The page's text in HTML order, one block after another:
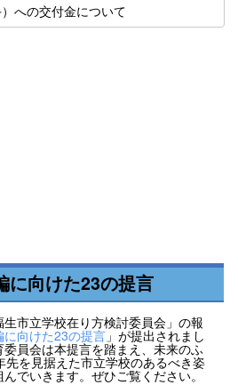
への交付金について
に向けた23の提言
市立学校在り方検討委員会」の報
向けた23の提言」が提出されまし
員会は本提言を踏まえ、未来のふ
先を見据えた市立学校のあるべき姿
でいきます。ぜひご覧ください。